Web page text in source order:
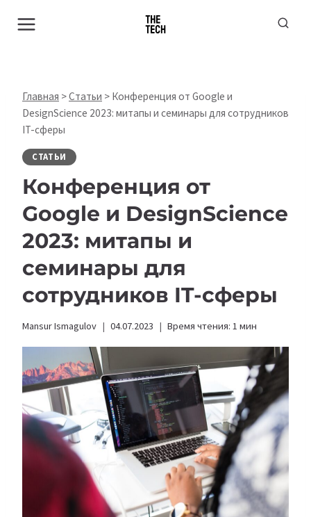
Главная >Статьи > Конференция от Google и
DesignScience 2023: митапы и семинары для сотрудников
IT-сферы
СТАТЬИ
Конференция от
Google и DesignScience
2023: митапы и
семинары для
сотрудников IT-сферы
Mansur Ismagulov 04.07.2023 Время чтения: 1 мин